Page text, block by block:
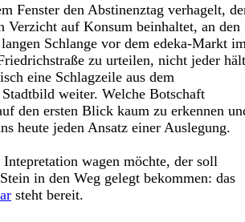
Fenster den Abstinenztag verhagelt,
Verzicht auf Konsum beinhaltet, an den
Schlange vor dem edeka-Markt
zu urteilen, nicht jeder
eine Schlagzeile aus dem
weiter. Welche Botschaft
den ersten Blick kaum zu erkennen
heute jeden Ansatz einer Auslegung.
wagen möchte, der soll
in den Weg gelegt bekommen: das
steht bereit.